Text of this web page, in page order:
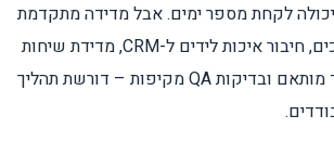
יכולה לקחת מספר ימים. אבל מדידה מתקדמת
שכוללת בניית משפכים, חיבור איכות לידים ל-CRM, מדידת שיחות
טלפון, בניית דשבורד מותאם ובדיקות QA מקיפות – דורשת תהליך